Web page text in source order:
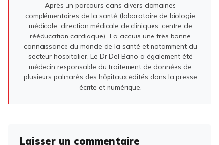
Après un parcours dans divers domaines
complémentaires de la santé (laboratoire de biologie
médicale, direction médicale de cliniques, centre de
rééducation cardiaque), il a acquis une très bonne
connaissance du monde de la santé et notamment du
secteur hospitalier. Le Dr Del Bano a également été
médecin responsable du traitement de données de
plusieurs palmarès des hôpitaux édités dans la presse
écrite et numérique.
Laisser un commentaire